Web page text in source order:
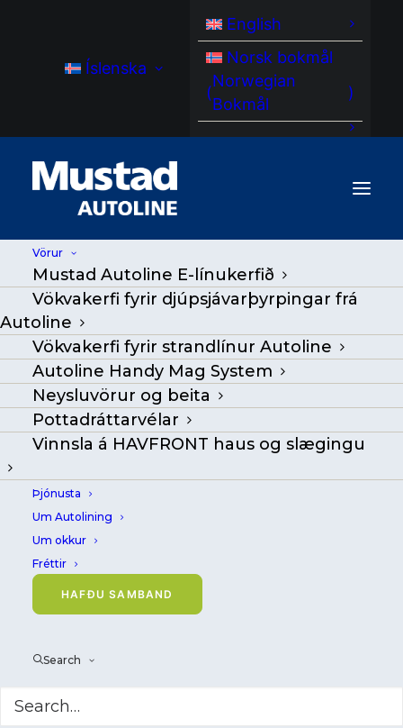
Íslenska
English
Norsk bokmål
(
Norwegian
Bokmål
)
Vörur
Mustad Autoline E-línukerfið
Vökvakerfi fyrir djúpsjávarþyrpingar frá
Autoline
Vökvakerfi fyrir strandlínur Autoline
Autoline Handy Mag System
Neysluvörur og beita
Pottadráttarvélar
Vinnsla á HAVFRONT haus og slægingu
Þjónusta
Um Autolining
Um okkur
Fréttir
HAFÐU SAMBAND
Search
MA PLC stjórnkerfi
Heim/Vörur|Go Back|